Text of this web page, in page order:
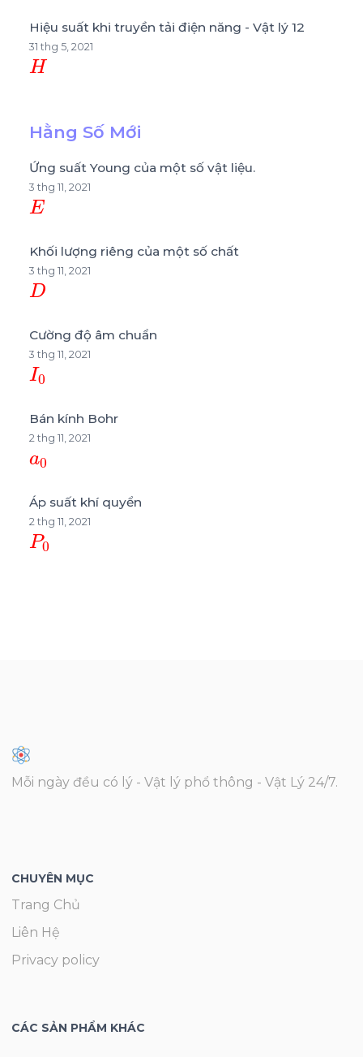
Hiệu suất khi truyền tải điện năng - Vật lý 12
31 thg 5, 2021
H
Hằng Số Mới
Ứng suất Young của một số vật liệu.
3 thg 11, 2021
E
Khối lượng riêng của một số chất
3 thg 11, 2021
D
Cường độ âm chuẩn
3 thg 11, 2021
I0
Bán kính Bohr
2 thg 11, 2021
a0
Áp suất khí quyển
2 thg 11, 2021
P0
Mỗi ngày đều có lý - Vật lý phổ thông - Vật Lý 24/7.
CHUYÊN MỤC
Trang Chủ
Liên Hệ
Privacy policy
CÁC SẢN PHẨM KHÁC